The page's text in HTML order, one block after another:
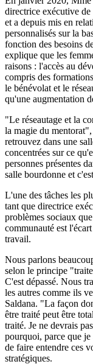
directrice exécutive
et a depuis mis en
personnalisés sur la
fonction des besoins
explique que les
raisons : l'accès au
compris des
le bénévolat et le
qu'une augmentation
"Le réseautage et la
la magie du
retrouvez dans une
concentrées sur ce
personnes présentes
salle bourdonne et
L'une des tâches les
tant que directrice
problèmes sociaux
communauté est
travail.
Nous parlons
selon le principe
C'est dépassé. Nous
les autres comme ils
Saldana. "La façon
être traité peut être
traité. Je ne devrais
pourquoi, parce que
de faire entendre ces
stratégiques.